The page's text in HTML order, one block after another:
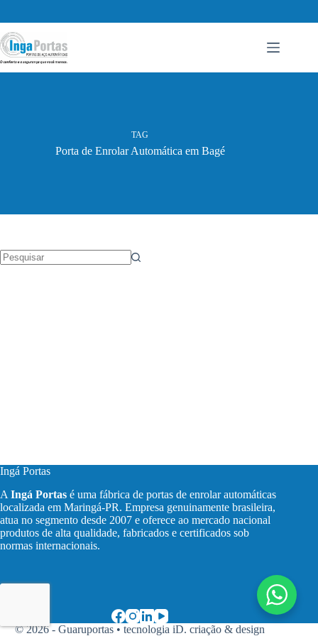
conteúdo
TAG
Porta de Enrolar Automática em Bagé
Ingá Portas
A Ingá Portas é uma fábrica de portas de enrolar automáticas
localizada em Maringá-PR. Empresa genuinamente brasileira,
atua no segmento desde 2007 e oferece ao mercado nacional
produtos de alta qualidade, fabricados e certificados sob
normas internacionais.
© 2026 - Guaruportas •tecnologia iD. criação & design